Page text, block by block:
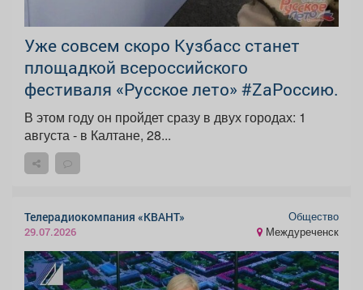
Уже совсем скоро Кузбасс станет
площадкой всероссийского
фестиваля «Русское лето» #ZaРоссию.
В этом году он пройдет сразу в двух городах: 1
августа - в Калтане, 28...
Телерадиокомпания «КВАНТ»
29.07.2026
Общество
Междуреченск